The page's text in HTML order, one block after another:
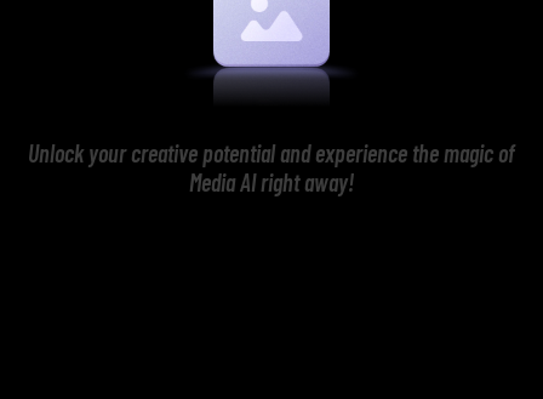
Unlock your creative potential and experience the magic of
Media AI right away!